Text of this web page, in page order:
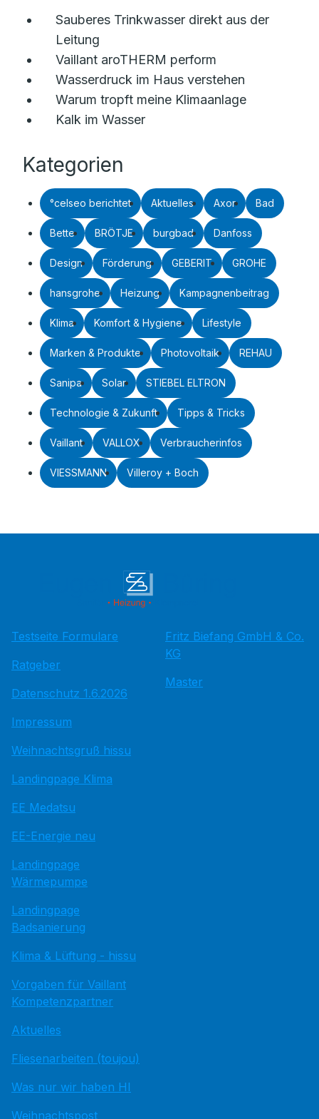
Sauberes Trinkwasser direkt aus der
Leitung
Vaillant aroTHERM perform
Wasserdruck im Haus verstehen
Warum tropft meine Klimaanlage
Kalk im Wasser
Kategorien
°celseo berichtet Aktuelles Axor Bad
Bette BRÖTJE burgbad Danfoss
Design Förderung GEBERIT GROHE
hansgrohe Heizung Kampagnenbeitrag
Klima Komfort & Hygiene Lifestyle
Marken & Produkte Photovoltaik REHAU
Sanipa Solar STIEBEL ELTRON
Technologie & Zukunft Tipps & Tricks
Vaillant VALLOX Verbraucherinfos
VIESSMANN Villeroy + Boch
Testseite Formulare
Ratgeber
Datenschutz 1.6.2026
Impressum
Weihnachtsgruß hissu
Landingpage Klima
EE Medatsu
EE-Energie neu
Landingpage
Wärmepumpe
Landingpage
Badsanierung
Klima & Lüftung - hissu
Vorgaben für Vaillant
Kompetenzpartner
Aktuelles
Fliesenarbeiten (toujou)
Was nur wir haben HI
Weihnachtspost
Fritz Bie­fang GmbH & Co.
KG
Master